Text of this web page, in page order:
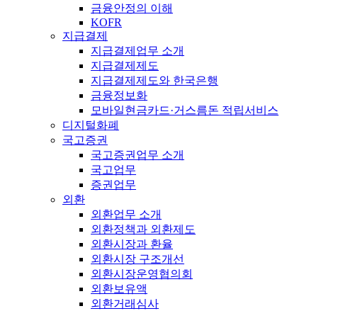
금융안정의 이해
KOFR
지급결제
지급결제업무 소개
지급결제제도
지급결제제도와 한국은행
금융정보화
모바일현금카드·거스름돈 적립서비스
디지털화폐
국고증권
국고증권업무 소개
국고업무
증권업무
외환
외환업무 소개
외환정책과 외환제도
외환시장과 환율
외환시장 구조개선
외환시장운영협의회
외환보유액
외환거래심사